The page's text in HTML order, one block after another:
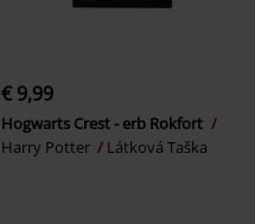
€ 9,99
Hogwarts Crest - erb Rokfort
Harry Potter
Látková Taška